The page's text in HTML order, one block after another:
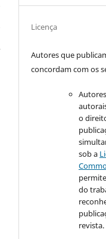
Licença
Autores que
concordam com os
o
sob a
do
revista.